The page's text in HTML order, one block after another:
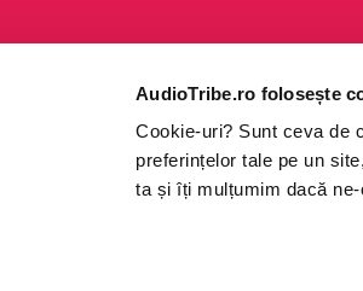
AudioTribe.ro folosește
Cookie-uri? Sunt ceva de
preferințelor tale pe un
ta și îți mulțumim dacă